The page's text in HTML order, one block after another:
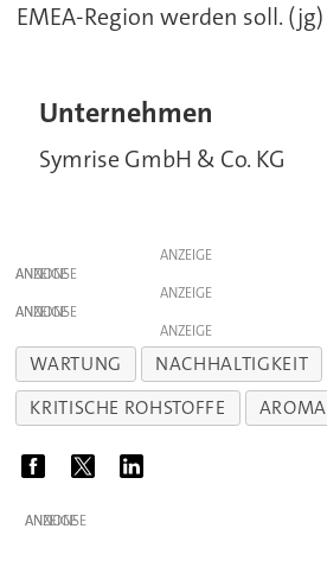
EMEA-Region werden soll. (jg)
Unternehmen
Symrise GmbH & Co. KG
ANZEIGE
ANZEIGE
ANZEIGE
ANZEIGE
ANZEIGE
WARTUNG
NACHHALTIGKEIT
KRITISCHE ROHSTOFFE
AROMA
ANZEIGE